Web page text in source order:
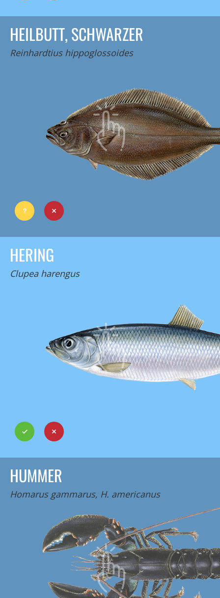
HEILBUTT, SCHWARZER
Reinhardtius hippoglossoides
HERING
Clupea harengus
HUMMER
Homarus gammarus, H. americanus